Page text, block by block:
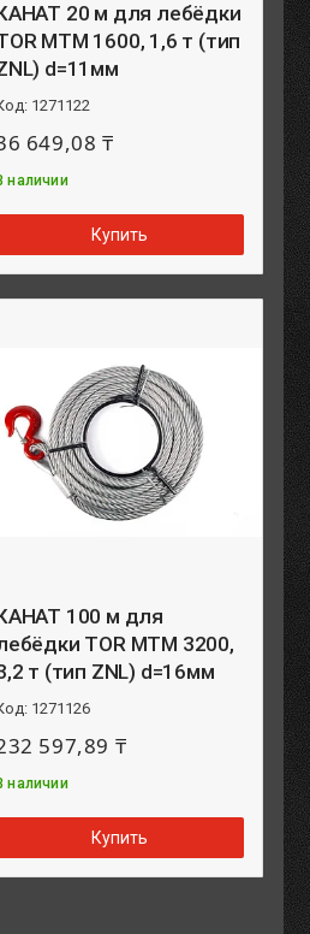
20 м для лебёдки
МТМ 1600, 1,6 т (тип
d=11мм
1271122
649,08 ₸
наличии
Купить
100 м для
TOR МТМ 3200,
т (тип ZNL) d=16мм
1271126
597,89 ₸
наличии
Купить